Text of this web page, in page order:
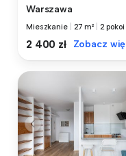
Warszawa
Mieszkanie 27 m² 2 pokoi
2 400 zł Zobacz